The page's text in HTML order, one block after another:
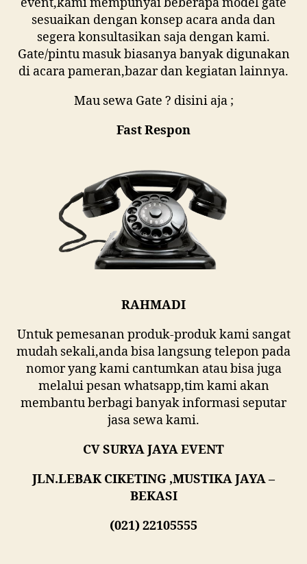
event,kami mempunyai beberapa model gate
sesuaikan dengan konsep acara anda dan
segera konsultasikan saja dengan kami.
Gate/pintu masuk biasanya banyak digunakan
di acara pameran,bazar dan kegiatan lainnya.
Mau sewa Gate ? disini aja ;
Fast Respon
RAHMADI
Untuk pemesanan produk-produk kami sangat
mudah sekali,anda bisa langsung telepon pada
nomor yang kami cantumkan atau bisa juga
melalui pesan whatsapp,tim kami akan
membantu berbagi banyak informasi seputar
jasa sewa kami.
CV SURYA JAYA EVENT
JLN.LEBAK CIKETING ,MUSTIKA JAYA –
BEKASI
(021) 22105555